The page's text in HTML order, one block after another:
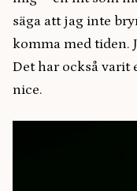
säga att jag inte
komma med tiden.
Det har också varit
nice.